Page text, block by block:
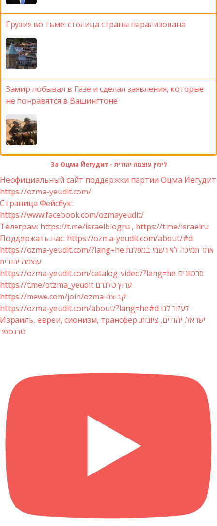
Грузия во тьме: столица страны парализована
Замир побывал в Газе и сделал заявления, которые
не понравятся в Вашингтоне
За Оцма Йегудит - לימין עוצמה יהודית
Неофициальный сайт поддержки партии Оцма Иегудит
https://ozma-yeudit.com/
Страница Фейсбук:
https://www.facebook.com/ozmayeudit/
Телеграм: https://t.me/israelblogru , https://t.me/israelru
Поддержать нас: https://ozma-yeudit.com/about/#d
https://ozma-yeudit.com/?lang=he אתר תמיכה לא רשמי במפלגת
עוצמה יהודית
https://ozma-yeudit.com/catalog-video/?lang=he סרטונים
https://t.me/otzma_yeudit ערוץ טלגרם
https://mewe.com/join/ozma קבוצה
https://ozma-yeudit.com/about/?lang=he#d לעזור לנו
Израиль, евреи, сионизм, трансфер.ישראל, יהודים, ציונות,
טרנספר